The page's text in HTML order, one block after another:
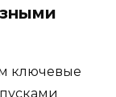
ключевые